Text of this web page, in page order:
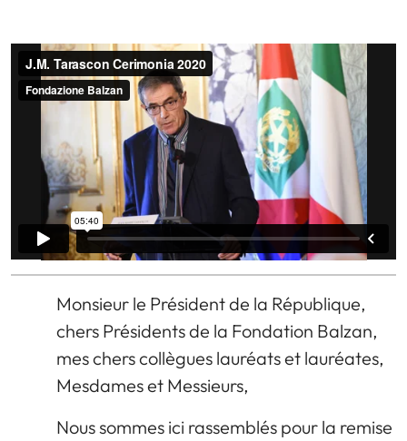
Monsieur le Président de la République,
chers Présidents de la Fondation Balzan,
mes chers collègues lauréats et lauréates,
Mesdames et Messieurs,
Nous sommes ici rassemblés pour la remise